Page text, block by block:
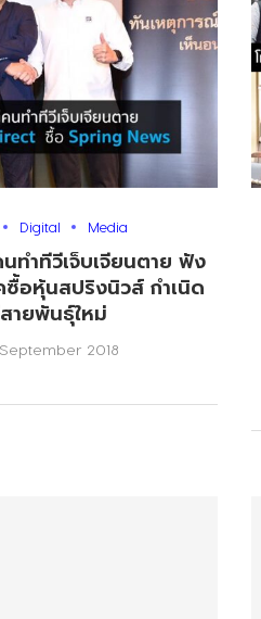
Digital Media
ทำทีวีเจ็บเจียนตาย ฟัง
อหุ้นสปริงนิวส์ กำเนิด
ายพันธุ์ใหม่
2018